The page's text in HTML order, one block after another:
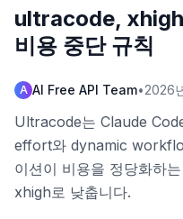
ultracode,
비용 중단 규칙
A AI Free API Team•2026
Ultracode는 Claude
effort와 dynamic
이션이 비용을 정당화하
xhigh로 낮춥니다.